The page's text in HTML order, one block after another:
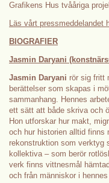
Grafikens Hus tvååriga
Läs vårt pressmeddelandet
BIOGRAFIER
Jasmin Daryani
Jasmin Daryani rör sig fritt
berättelser som skapas i
sammanhang. Hennes
ett sätt att både skriva och
Hon utforskar hur makt,
och hur historien alltid finns
rekonstruktion som verktyg
kollektiva – som berör
verk finns vittnesmål
och från människor i